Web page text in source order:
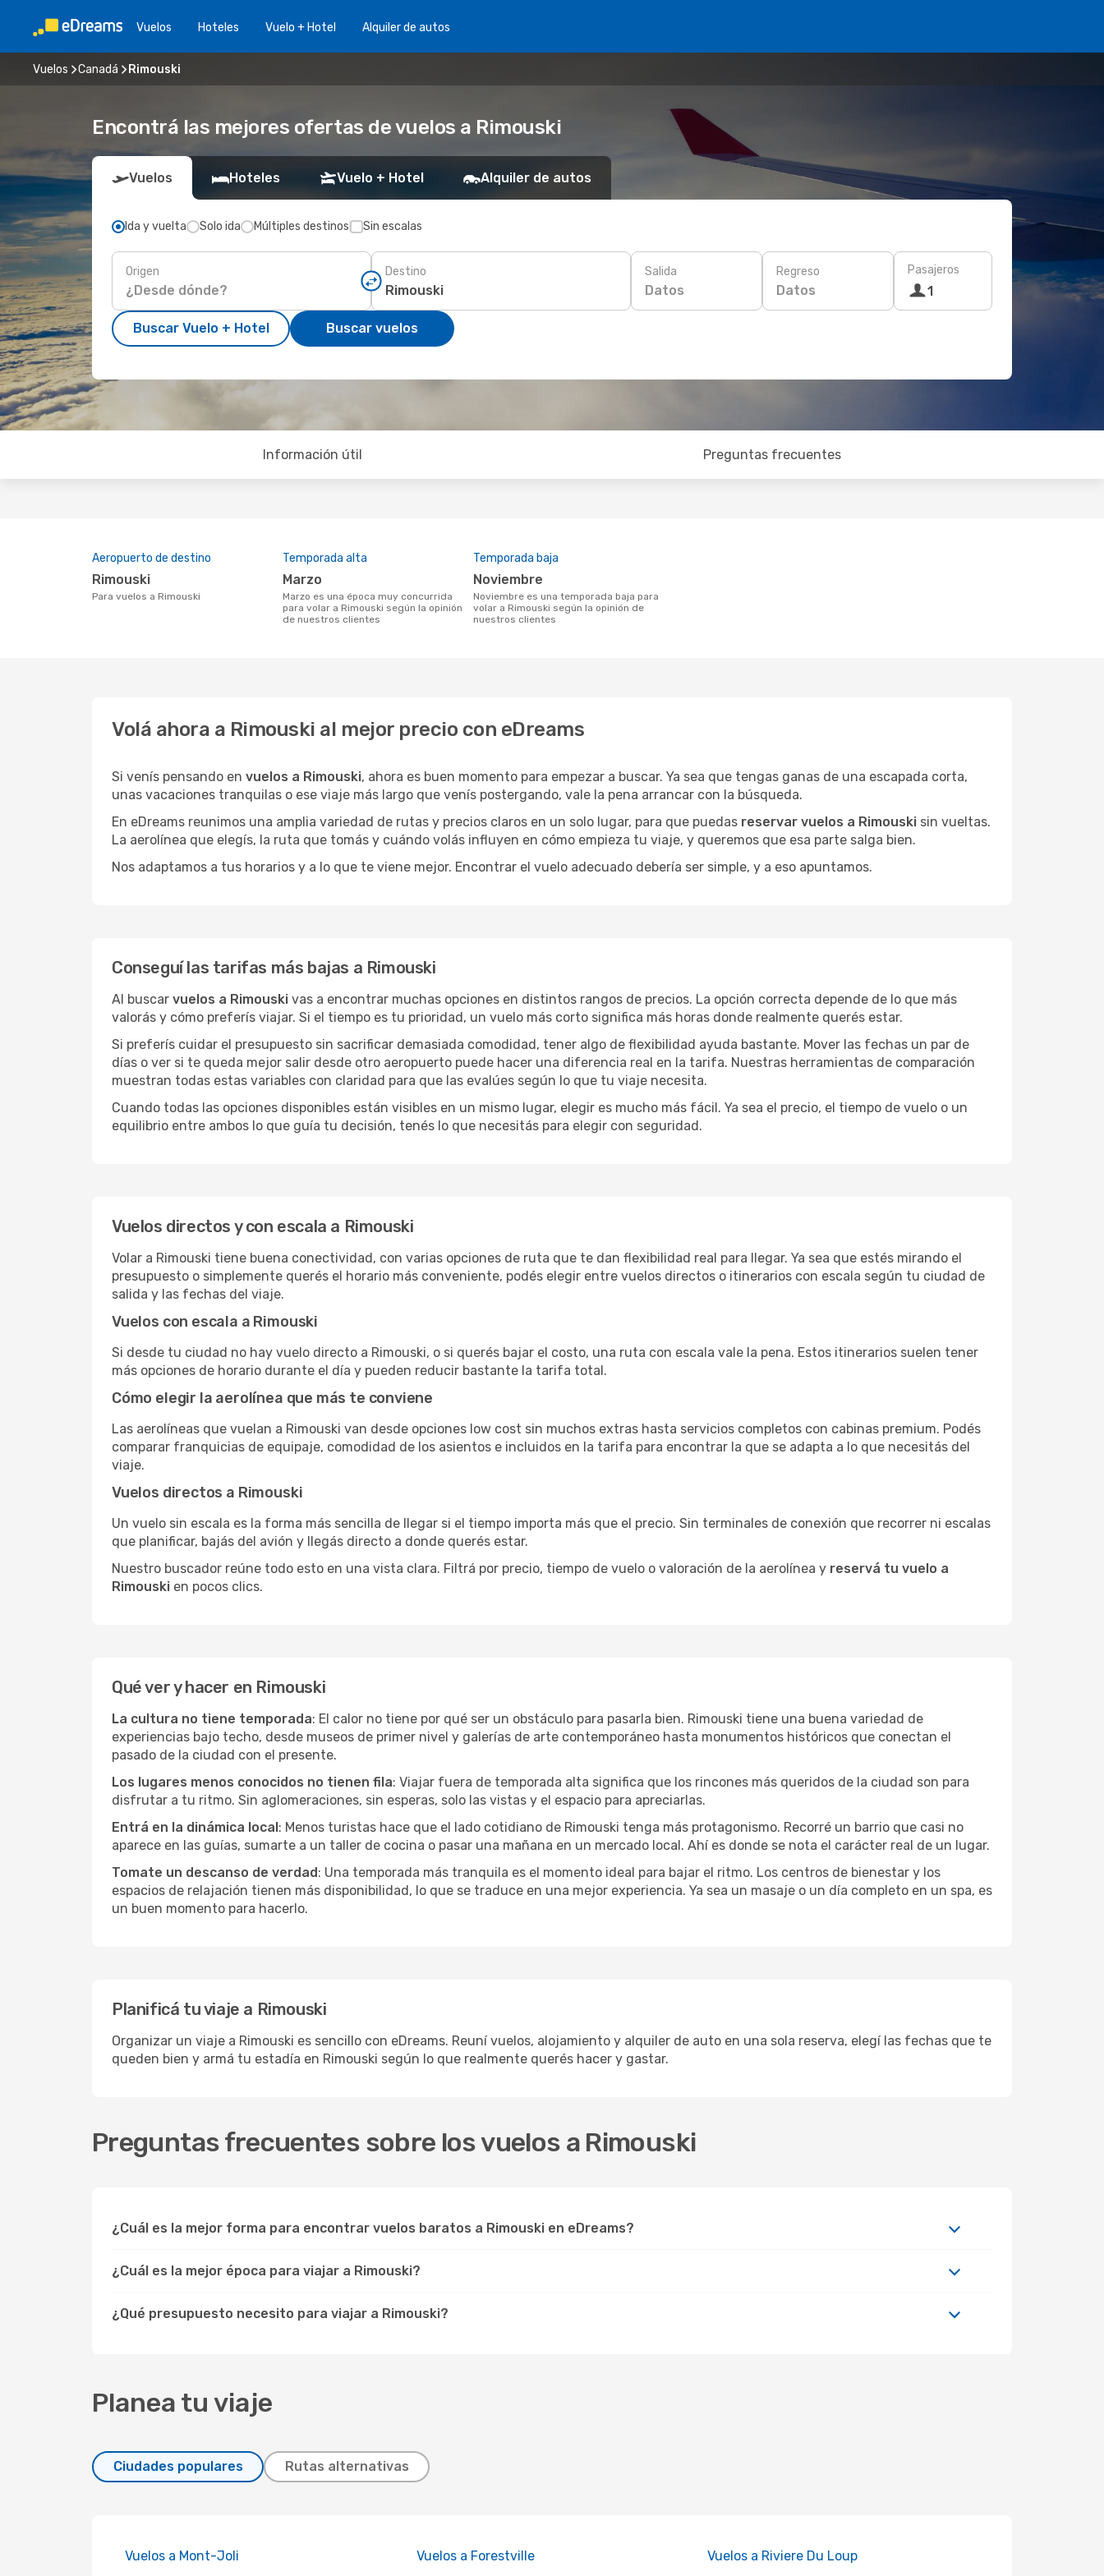
Vuelos Hoteles Vuelo + Hotel Alquiler de autos
Vuelos Canadá Rimouski
Encontrá las mejores ofertas de vuelos a Rimouski
Vuelos Hoteles Vuelo + Hotel Alquiler de autos
Ida y vuelta Solo ida Múltiples destinos Sin escalas
Origen Destino Salida
Datos
Regreso
Datos
Pasajeros
1
Buscar Vuelo + Hotel Buscar vuelos
Información útil Preguntas frecuentes
Aeropuerto de destino
Rimouski
Para vuelos a Rimouski
Temporada alta
marzo
marzo es una época muy concurrida
para volar a Rimouski según la opinión
de nuestros clientes
Temporada baja
noviembre
noviembre es una temporada baja para
volar a Rimouski según la opinión de
nuestros clientes
Volá ahora a Rimouski al mejor precio con eDreams
Si venís pensando en vuelos a Rimouski, ahora es buen momento para empezar a buscar. Ya sea que tengas ganas de una escapada corta,
unas vacaciones tranquilas o ese viaje más largo que venís postergando, vale la pena arrancar con la búsqueda.
En eDreams reunimos una amplia variedad de rutas y precios claros en un solo lugar, para que puedas reservar vuelos a Rimouski sin vueltas.
La aerolínea que elegís, la ruta que tomás y cuándo volás influyen en cómo empieza tu viaje, y queremos que esa parte salga bien.
Nos adaptamos a tus horarios y a lo que te viene mejor. Encontrar el vuelo adecuado debería ser simple, y a eso apuntamos.
Conseguí las tarifas más bajas a Rimouski
Al buscar vuelos a Rimouski vas a encontrar muchas opciones en distintos rangos de precios. La opción correcta depende de lo que más
valorás y cómo preferís viajar. Si el tiempo es tu prioridad, un vuelo más corto significa más horas donde realmente querés estar.
Si preferís cuidar el presupuesto sin sacrificar demasiada comodidad, tener algo de flexibilidad ayuda bastante. Mover las fechas un par de
días o ver si te queda mejor salir desde otro aeropuerto puede hacer una diferencia real en la tarifa. Nuestras herramientas de comparación
muestran todas estas variables con claridad para que las evalúes según lo que tu viaje necesita.
Cuando todas las opciones disponibles están visibles en un mismo lugar, elegir es mucho más fácil. Ya sea el precio, el tiempo de vuelo o un
equilibrio entre ambos lo que guía tu decisión, tenés lo que necesitás para elegir con seguridad.
Vuelos directos y con escala a Rimouski
Volar a Rimouski tiene buena conectividad, con varias opciones de ruta que te dan flexibilidad real para llegar. Ya sea que estés mirando el
presupuesto o simplemente querés el horario más conveniente, podés elegir entre vuelos directos o itinerarios con escala según tu ciudad de
salida y las fechas del viaje.
Vuelos con escala a Rimouski
Si desde tu ciudad no hay vuelo directo a Rimouski, o si querés bajar el costo, una ruta con escala vale la pena. Estos itinerarios suelen tener
más opciones de horario durante el día y pueden reducir bastante la tarifa total.
Cómo elegir la aerolínea que más te conviene
Las aerolíneas que vuelan a Rimouski van desde opciones low cost sin muchos extras hasta servicios completos con cabinas premium. Podés
comparar franquicias de equipaje, comodidad de los asientos e incluidos en la tarifa para encontrar la que se adapta a lo que necesitás del
viaje.
Vuelos directos a Rimouski
Un vuelo sin escala es la forma más sencilla de llegar si el tiempo importa más que el precio. Sin terminales de conexión que recorrer ni escalas
que planificar, bajás del avión y llegás directo a donde querés estar.
Nuestro buscador reúne todo esto en una vista clara. Filtrá por precio, tiempo de vuelo o valoración de la aerolínea y reservá tu vuelo a
Rimouski en pocos clics.
Qué ver y hacer en Rimouski
La cultura no tiene temporada: El calor no tiene por qué ser un obstáculo para pasarla bien. Rimouski tiene una buena variedad de
experiencias bajo techo, desde museos de primer nivel y galerías de arte contemporáneo hasta monumentos históricos que conectan el
pasado de la ciudad con el presente.
Los lugares menos conocidos no tienen fila: Viajar fuera de temporada alta significa que los rincones más queridos de la ciudad son para
disfrutar a tu ritmo. Sin aglomeraciones, sin esperas, solo las vistas y el espacio para apreciarlas.
Entrá en la dinámica local: Menos turistas hace que el lado cotidiano de Rimouski tenga más protagonismo. Recorré un barrio que casi no
aparece en las guías, sumarte a un taller de cocina o pasar una mañana en un mercado local. Ahí es donde se nota el carácter real de un lugar.
Tomate un descanso de verdad: Una temporada más tranquila es el momento ideal para bajar el ritmo. Los centros de bienestar y los
espacios de relajación tienen más disponibilidad, lo que se traduce en una mejor experiencia. Ya sea un masaje o un día completo en un spa, es
un buen momento para hacerlo.
Planificá tu viaje a Rimouski
Organizar un viaje a Rimouski es sencillo con eDreams. Reuní vuelos, alojamiento y alquiler de auto en una sola reserva, elegí las fechas que te
queden bien y armá tu estadía en Rimouski según lo que realmente querés hacer y gastar.
Preguntas frecuentes sobre los vuelos a Rimouski
¿Cuál es la mejor forma para encontrar vuelos baratos a Rimouski en eDreams?
¿Cuál es la mejor época para viajar a Rimouski?
¿Qué presupuesto necesito para viajar a Rimouski?
Planea tu viaje
Ciudades populares Rutas alternativas
Vuelos a Mont-Joli Vuelos a Forestville Vuelos a Riviere Du Loup